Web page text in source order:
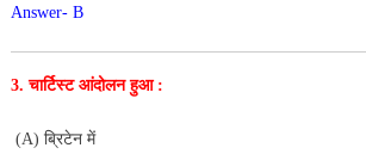
Answer- B
3. चार्टिस्ट आंदोलन हुआ :
(A) ब्रिटेन में